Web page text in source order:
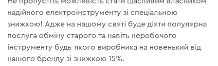
надійного електроінструменту зі спеціальною
знижкою! Адже на нашому святі буде діяти популярна
послуга обміну старого та навіть неробочого
інструменту будь-якого виробника на новенький від
нашого бренду зі знижкою 15%.